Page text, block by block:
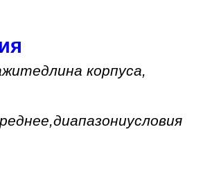
длина корпуса,
,диапазониусловия